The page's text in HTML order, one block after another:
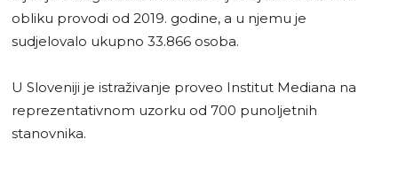
obliku provodi od 2019. godine, a u njemu je
sudjelovalo ukupno 33.866 osoba.
U Sloveniji je istraživanje proveo Institut Mediana na
reprezentativnom uzorku od 700 punoljetnih
stanovnika.